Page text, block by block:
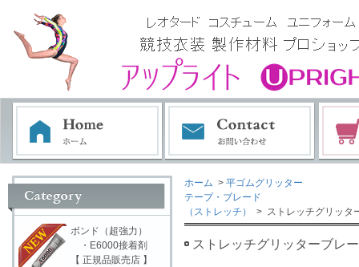
ホーム > 平ゴムグリッター
テープ・ブレード
（ストレッチ）
> ストレッチグリッタ
ストレッチグリッターブレ
ボンド（超強力）
・E6000接着剤
【 正規品販売店 】